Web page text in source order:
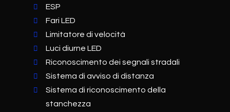
ESP
Fari LED
Limitatore di velocità
Luci diurne LED
Riconoscimento dei segnali stradali
Sistema di avviso di distanza
Sistema di riconoscimento della
stanchezza